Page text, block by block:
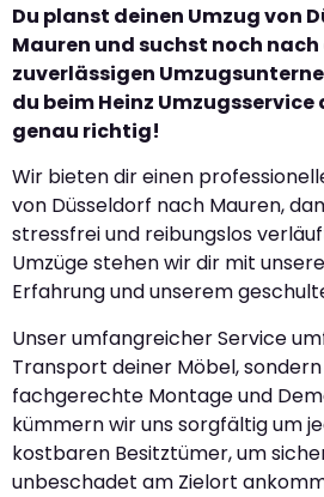
Du planst deinen Umzug von
Mauren und suchst noch nach
zuverlässigen
du beim Heinz Umzugsservice
genau richtig!
Wir bieten dir einen
von Düsseldorf nach Mauren,
stressfrei und reibungslos
Umzüge stehen wir dir mit
Erfahrung und unserem
Unser umfangreicher Service
Transport deiner Möbel,
fachgerechte Montage und
kümmern wir uns sorgfältig um
kostbaren Besitztümer, um
unbeschadet am Zielort